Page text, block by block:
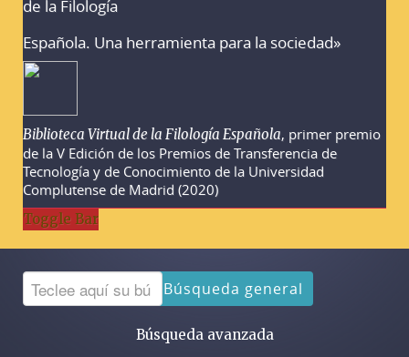
de la Filología
Española. Una herramienta para la sociedad»
Biblioteca Virtual de la Filología Española, primer premio
de la V Edición de los Premios de Transferencia de
Tecnología y de Conocimiento de la Universidad
Complutense de Madrid (2020)
Toggle Bar
Búsqueda general
Búsqueda avanzada